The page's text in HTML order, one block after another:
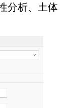
分析、土体